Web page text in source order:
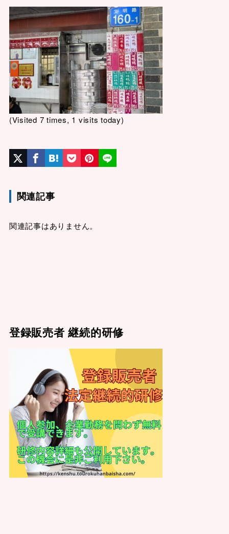
(Visited 7 times, 1 visits today)
関連記事
関連記事はありません。
登録販売者 継続的研修